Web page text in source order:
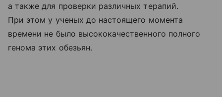
а также для проверки различных терапий.
При этом у ученых до настоящего момента
времени не было высококачественного полного
генома этих обезьян.